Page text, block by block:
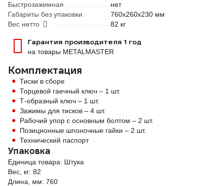
Быстрозажимная
нет
Габариты без упаковки
760х260х230 мм
Вес нетто
82 кг
Гарантия производителя 1 год
на товары METALMASTER
Комплектация
Тиски в сборе
Торцевой гаечный ключ – 1 шт.
Т-образный ключ – 1 шт.
Зажимы для тисков – 4 шт.
Рабочий упор с основным болтом – 2 шт.
Позиционные шпоночные гайки – 2 шт.
Технический паспорт
Упаковка
Единица товара: Штука
Вес, кг: 82
Длина, мм: 760